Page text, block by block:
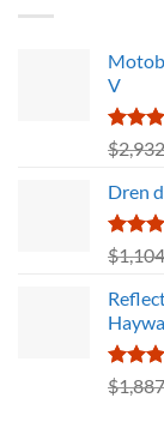
V
con
de 5
$
Dren
con
de 5
$
con
$